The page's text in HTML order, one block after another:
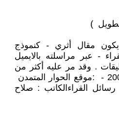
)
يكون مقال أثري - كنموذج
- عبر مراسلته بالايميل
. وقد مر عليه أكثر من
19 سنة ! - منشور عام 2006 - :موقع الحوار المتمدن
: رسائل القراءالكاتب : صلاح